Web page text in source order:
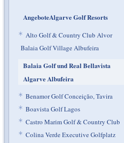
AngeboteAlgarve Golf Resorts
* Alto Golf & Country Club Alvor
Balaia Golf Village Albufeira
Balaia Golf und Real Bellavista
Algarve Albufeira
* Benamor Golf Conceição, Tavira
* Boavista Golf Lagos
* Castro Marim Golf & Country Club
* Colina Verde Executive Golfplatz